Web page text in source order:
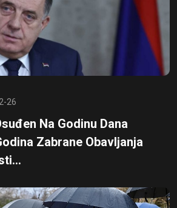
26
Na Godinu Dana
Zabrane Obavljanja